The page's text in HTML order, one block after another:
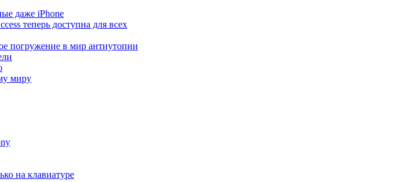
даже iPhone
теперь доступна для всех
погружение в мир антиутопии
миру
на клавиатуре